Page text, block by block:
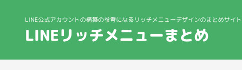
LINE公式アカウントの構築の参考になるリッチメニューデザインのまとめサイト
LINEリッチメニューまとめ